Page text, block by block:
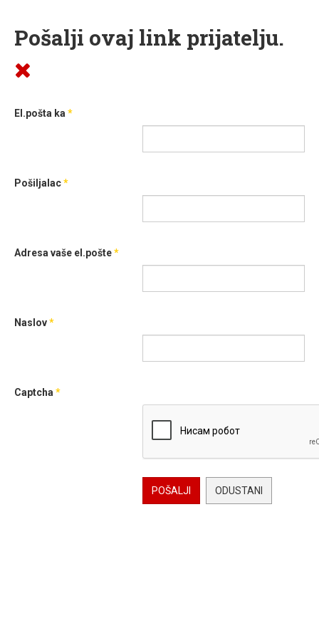
Pošalji ovaj link prijatelju.
El.pošta ka *
Pošiljalac*
Adresa vaše el.pošte*
Naslov*
Captcha *
POŠALJI ODUSTANI